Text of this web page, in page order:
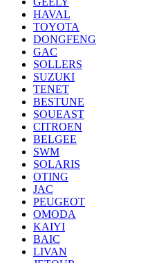
HAVAL
TOYOTA
DONGFENG
GAC
SOLLERS
SUZUKI
TENET
BESTUNE
SOUEAST
CITROEN
BELGEE
SWM
SOLARIS
OTING
JAC
PEUGEOT
OMODA
KAIYI
BAIC
LIVAN